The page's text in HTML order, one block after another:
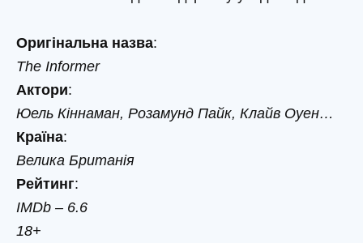
Оригінальна назва:
The Informer
Актори:
Юель Кіннаман, Розамунд Пайк, Клайв Оуен…
Країна:
Велика Британія
Рейтинг:
IMDb – 6.6
18+